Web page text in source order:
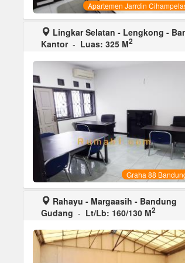
Apartemen Jarrdin
Lingkar Selatan - Lengkong -
Kantor- Luas: 325 M2
Graha 88
Rahayu - Margaasih - Bandung
Gudang - Lt/Lb: 160/130 M2